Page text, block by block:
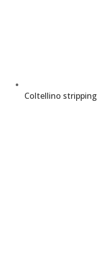
Coltellino stripping